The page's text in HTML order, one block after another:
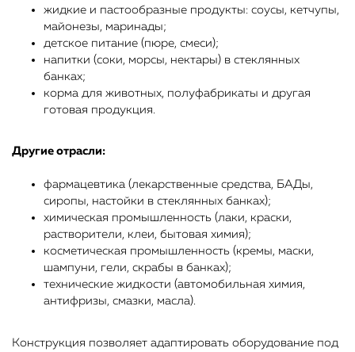
жидкие и пастообразные продукты: соусы, кетчупы,
майонезы, маринады;
детское питание (пюре, смеси);
напитки (соки, морсы, нектары) в стеклянных
банках;
корма для животных, полуфабрикаты и другая
готовая продукция.
Другие отрасли:
фармацевтика (лекарственные средства, БАДы,
сиропы, настойки в стеклянных банках);
химическая промышленность (лаки, краски,
растворители, клеи, бытовая химия);
косметическая промышленность (кремы, маски,
шампуни, гели, скрабы в банках);
технические жидкости (автомобильная химия,
антифризы, смазки, масла).
Конструкция позволяет адаптировать оборудование под